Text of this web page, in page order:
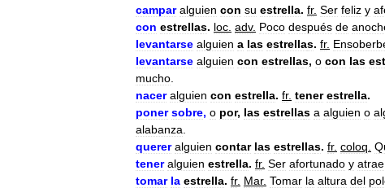
campar alguien con su estrella. fr. Ser feliz y
con estrellas. loc adv. Poco después de
levantarse alguien a las estrellas. fr.
levantarse alguien con estrellas, o con las
mucho
nacer alguien con estrella. fr. tener estrella.
poner sobre, o por, las estrellas a alguien o
alabanza
querer alguien contar las estrellas. fr. coloq
tener alguien estrella. fr. Ser afortunado y
tomar la estrella. fr. Mar. Tomar la altura del